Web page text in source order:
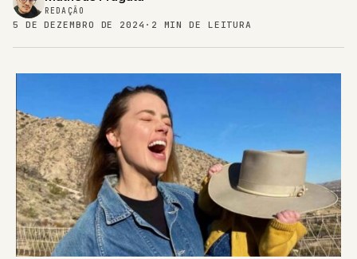
REDAÇÃO
5 DE DEZEMBRO DE 2024 · 2 MIN DE LEITURA